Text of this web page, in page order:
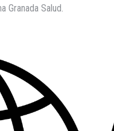
Granada Salud.